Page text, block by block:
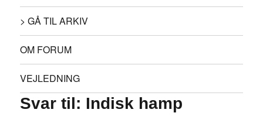
> GÅ TIL ARKIV
OM FORUM
VEJLEDNING
Svar til: Indisk hamp